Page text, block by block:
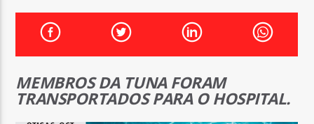
FAIXA ATUAL
MEMBROS DA TUNA FORAM
TRANSPORTADOS PARA O HOSPITAL.